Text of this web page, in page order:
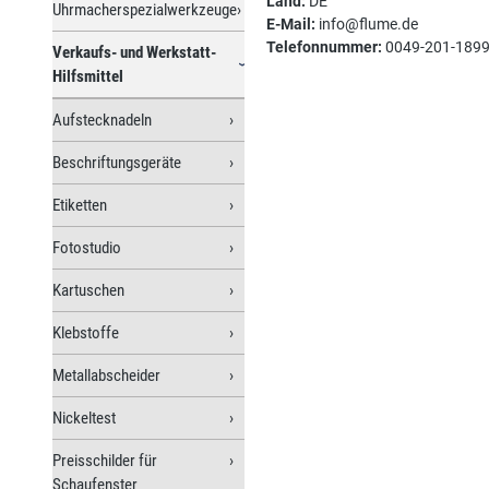
Uhrmacherspezialwerkzeuge
Verkaufs- und Werkstatt-
Hilfsmittel
Aufstecknadeln
Beschriftungsgeräte
Etiketten
Fotostudio
Kartuschen
Klebstoffe
Metallabscheider
Nickeltest
Preisschilder für
Schaufenster
E-Mail: info@flume.de
Telefonnummer: 0049-201-